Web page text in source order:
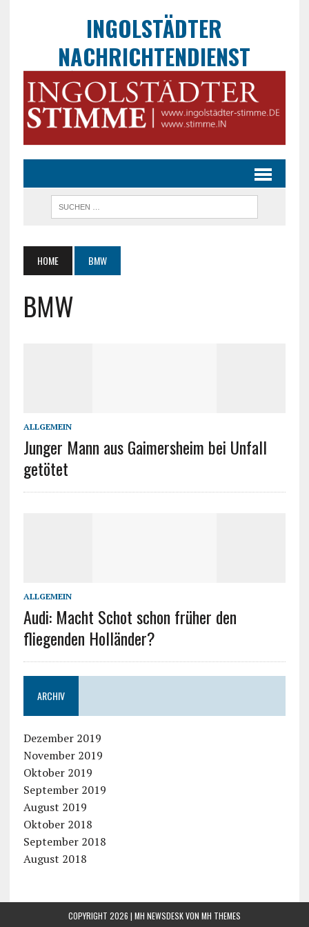
INGOLSTÄDTER
NACHRICHTENDIENST
HOME BMW
BMW
ALLGEMEIN
Junger Mann aus Gaimersheim bei Unfall
getötet
ALLGEMEIN
Audi: Macht Schot schon früher den
fliegenden Holländer?
ARCHIV
Dezember 2019
November 2019
Oktober 2019
September 2019
August 2019
Oktober 2018
September 2018
August 2018
COPYRIGHT 2026 | MH NEWSDESK VON MH THEMES